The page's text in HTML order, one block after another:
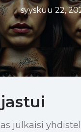
syyskuu 22,
julkaisi